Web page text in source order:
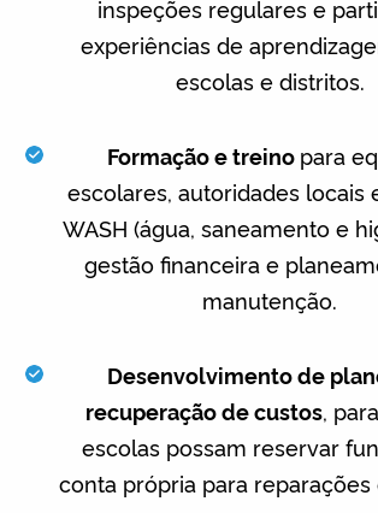
inspeções regulares e
experiências de
escolas e distritos.
Formação e treino para
escolares, autoridades locais
WASH (água, saneamento e
gestão financeira e
manutenção.
Desenvolvimento de
recuperação de custos,
escolas possam reservar
conta própria para reparações